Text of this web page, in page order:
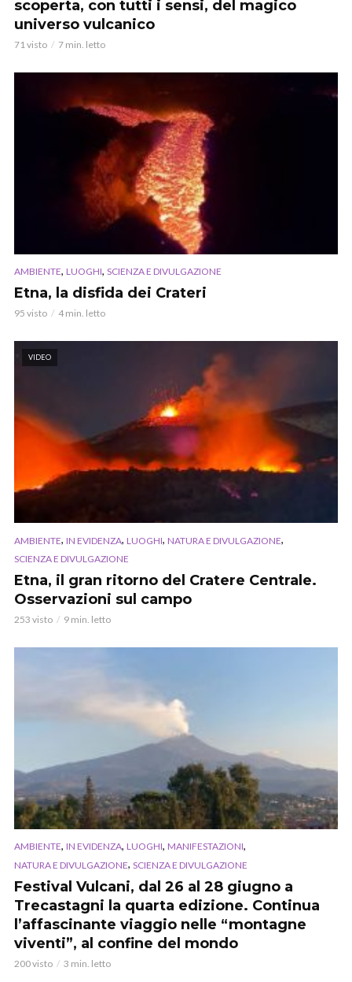
scoperta, con tutti i sensi, del magico
universo vulcanico
71 visto 7 min. letto
AMBIENTE, LUOGHI, SCIENZA E DIVULGAZIONE
Etna, la disfida dei Crateri
95 visto 4 min. letto
VIDEO
AMBIENTE, IN EVIDENZA, LUOGHI, NATURA E DIVULGAZIONE,
SCIENZA E DIVULGAZIONE
Etna, il gran ritorno del Cratere Centrale.
Osservazioni sul campo
253 visto 9 min. letto
AMBIENTE, IN EVIDENZA, LUOGHI, MANIFESTAZIONI,
NATURA E DIVULGAZIONE, SCIENZA E DIVULGAZIONE
Festival Vulcani, dal 26 al 28 giugno a
Trecastagni la quarta edizione. Continua
l’affascinante viaggio nelle “montagne
viventi”, al confine del mondo
200 visto 3 min. letto